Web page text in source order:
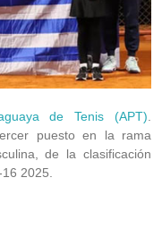
de Tenis (APT)
puesto en la rama
de la clasificación
2025.